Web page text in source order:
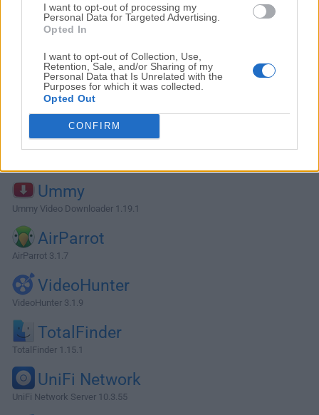
I want to opt-out of processing my
Personal Data for Targeted Advertising.
Opted In
I want to opt-out of Collection, Use,
Retention, Sale, and/or Sharing of my
Personal Data that Is Unrelated with the
Purposes for which it was collected.
Opted Out
CONFIRM
Alternativas y Software Similar
Ummy
Ummy Video Downloader 1.19.1
AirParrot
AirParrot 3.1.7
VideoHunter
VideoHunter 3.1.9
TotalFinder
TotalFinder 1.15.1
UniFi Network
UniFi Network Server 10.3.55